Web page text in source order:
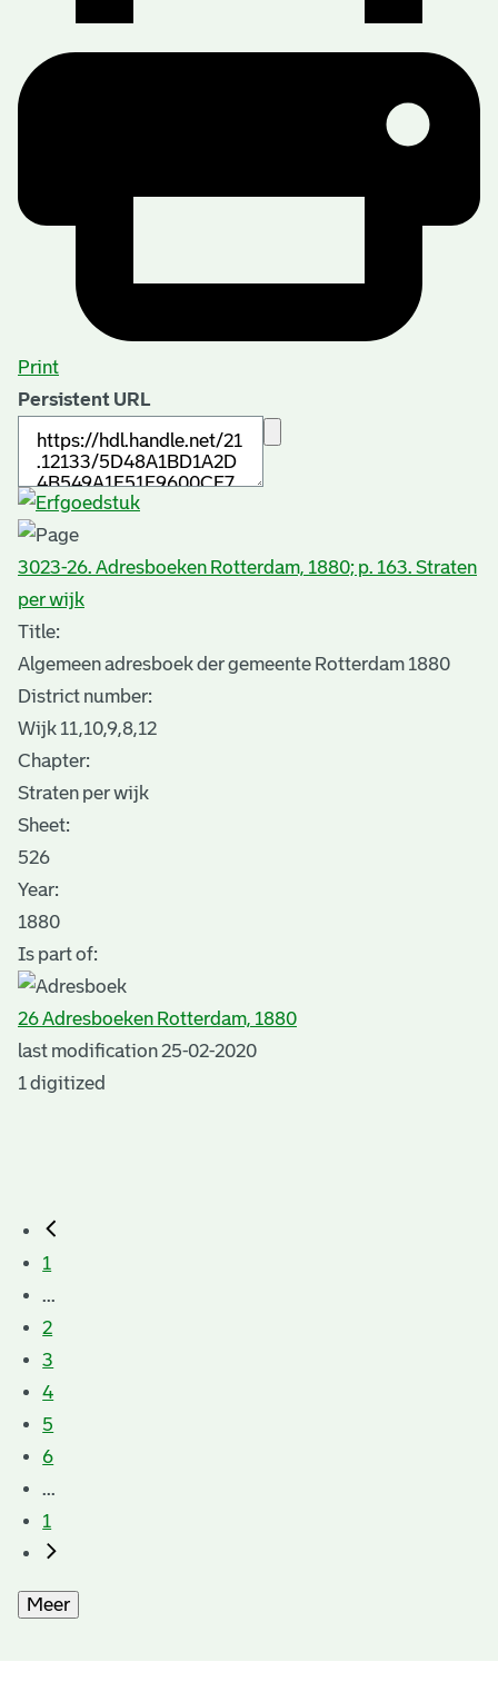
Print
Persistent URL
3023-26. Adresboeken Rotterdam, 1880; p. 163. Straten
per wijk
Title:
Algemeen adresboek der gemeente Rotterdam 1880
District number:
Wijk 11,10,9,8,12
Chapter:
Straten per wijk
Sheet:
526
Year:
1880
Is part of:
26 Adresboeken Rotterdam, 1880
last modification 25-02-2020
1 digitized
1
...
2
3
4
5
6
...
1
Meer